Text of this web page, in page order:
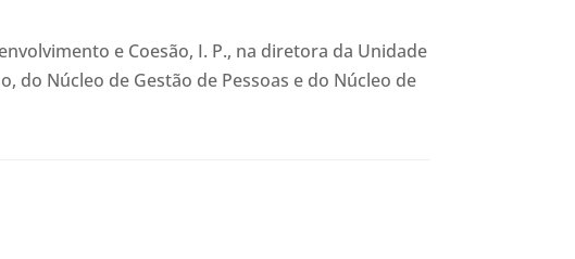
e Coesão, I. P., na diretora da Unidade
do Núcleo de Gestão de Pessoas e do Núcleo de